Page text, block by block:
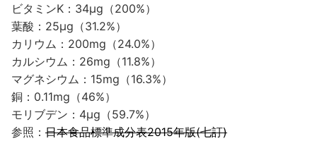
ビタミンK：34μg（200%）
葉酸：25μg（31.2%）
カリウム：200mg（24.0%）
カルシウム：26mg（11.8%）
マグネシウム：15mg（16.3%）
銅：0.11mg（46%）
モリブデン：4μg（59.7%）
参照： 日本食品標準成分表2015年版(七訂)